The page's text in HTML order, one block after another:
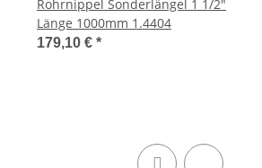
Rohrnippel Sonderlängel 1 1/2"
Länge 1000mm 1.4404
179,10 € *